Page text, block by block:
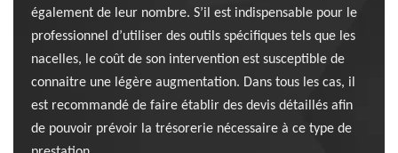
également de leur nombre. S’il est indispensable pour le
professionnel d’utiliser des outils spécifiques tels que les
nacelles, le coût de son intervention est susceptible de
connaitre une légère augmentation. Dans tous les cas, il
est recommandé de faire établir des devis détaillés afin
de pouvoir prévoir la trésorerie nécessaire à ce type de